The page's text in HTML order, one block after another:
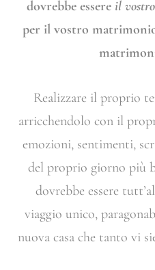
dovrebbe essere il
per il vostro
Realizzare il proprio
arricchendolo con il
emozioni, sentimenti,
del proprio giorno più
dovrebbe essere
viaggio unico,
nuova casa che tanto vi